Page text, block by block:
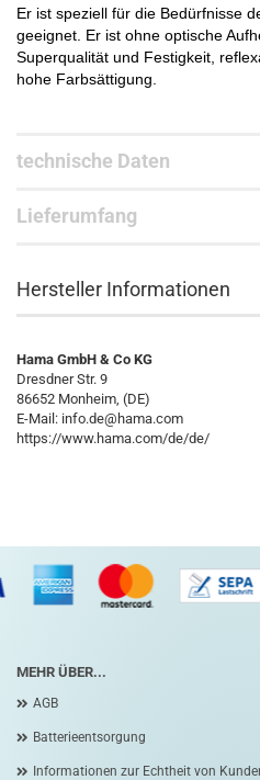
Er ist speziell für die Bedürfnisse
geeignet. Er ist ohne optische
Superqualität und Festigkeit,
hohe Farbsättigung.
technische Daten
Lieferumfang
Hersteller Informationen
Hama GmbH & Co KG
Dresdner Str. 9
86652 Monheim, (DE)
E-Mail: info.de@hama.com
https://www.hama.com/de/de/
MEHR ÜBER...
AGB
Batterieentsorgung
Informationen zur Echtheit von